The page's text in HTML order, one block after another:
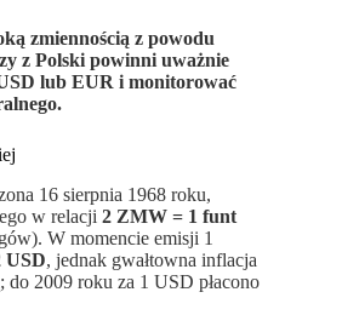
zmiennością z powodu
z Polski powinni uważnie
lub EUR i monitorować
16 sierpnia 1968 roku,
w relacji 2 ZMW = 1 funt
W momencie emisji 1
USD, jednak gwałtowna inflacja
do 2009 roku za 1 USD płacono